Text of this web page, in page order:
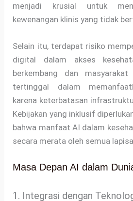
menjadi krusial untuk
kewenangan klinis yang tidak
Selain itu, terdapat risiko
digital dalam akses
berkembang dan
tertinggal dalam
karena keterbatasan
Kebijakan yang inklusif
bahwa manfaat AI dalam
secara merata oleh semua
Masa Depan AI dalam
1. Integrasi dengan